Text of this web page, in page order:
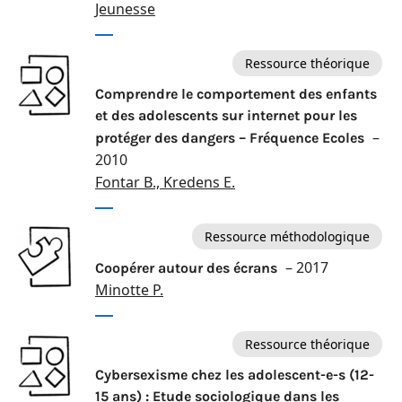
Jeunesse
Ressource théorique
Comprendre le comportement des enfants
et des adolescents sur internet pour les
protéger des dangers – Fréquence Ecoles –
2010
Fontar B., Kredens E.
Ressource méthodologique
Coopérer autour des écrans – 2017
Minotte P.
Ressource théorique
Cybersexisme chez les adolescent-e-s (12-
15 ans) : Etude sociologique dans les